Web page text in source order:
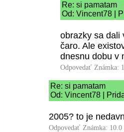
Re: si pamatam
Od: Vincent78 |
obrazky sa dali
čaro. Ale
dnesnu dobu v
Odpovedať Známka:
Re: si pamatam
Od: Vincent78 |
2005? to je
Odpovedať Známka: 10.0